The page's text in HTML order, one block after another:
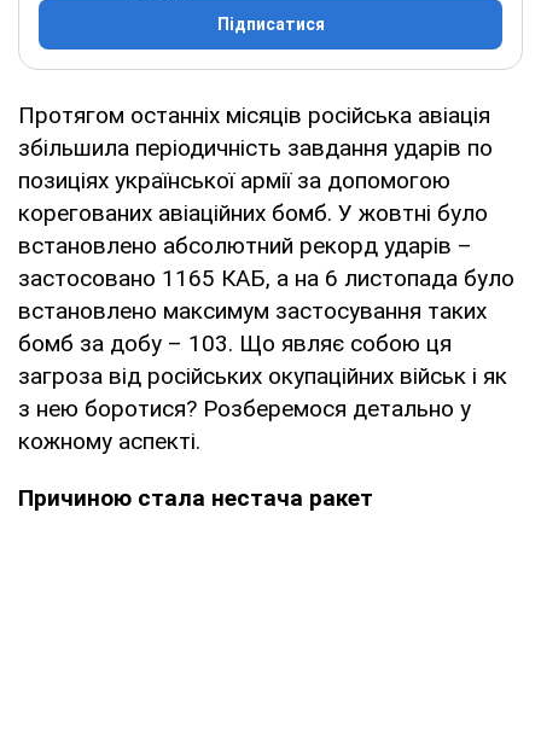
Підписатися
Протягом останніх місяців російська авіація
збільшила періодичність завдання ударів по
позиціях української армії за допомогою
корегованих авіаційних бомб. У жовтні було
встановлено абсолютний рекорд ударів –
застосовано 1165 КАБ, а на 6 листопада було
встановлено максимум застосування таких
бомб за добу – 103. Що являє собою ця
загроза від російських окупаційних військ і як
з нею боротися? Розберемося детально у
кожному аспекті.
Причиною стала нестача ракет